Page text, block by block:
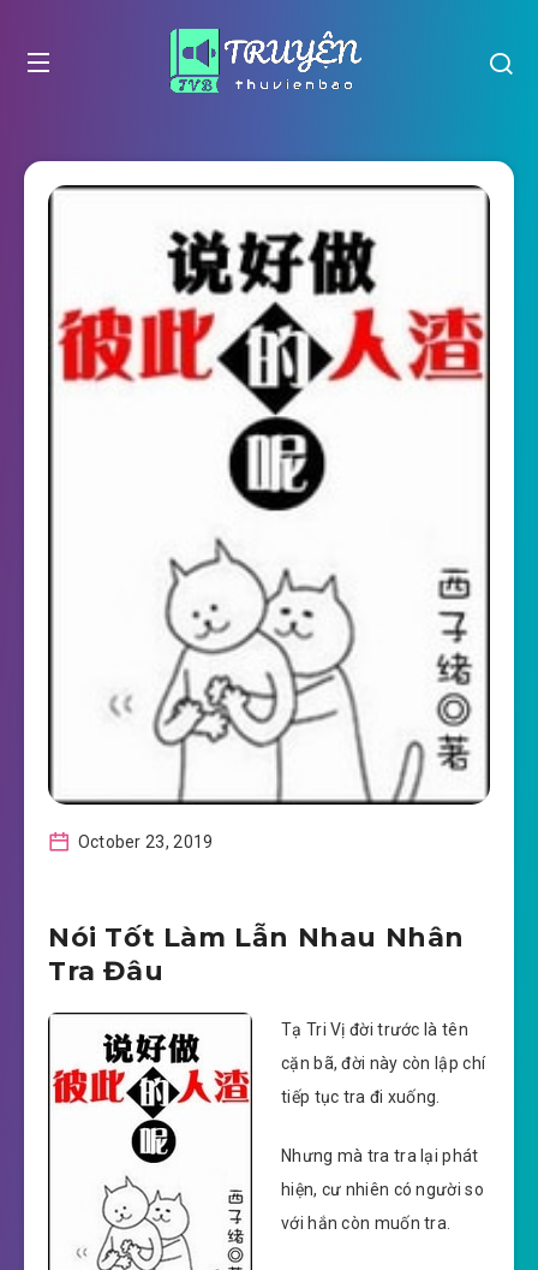
October 23, 2019
Nói Tốt Làm Lẫn Nhau Nhân
Tra Đâu
Tạ Tri Vị đời trước là tên
cặn bã, đời này còn lập chí
tiếp tục tra đi xuống.
Nhưng mà tra tra lại phát
hiện, cư nhiên có người so
với hắn còn muốn tra.